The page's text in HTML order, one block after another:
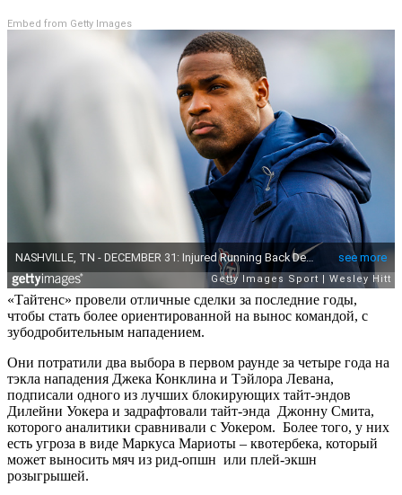
Embed from Getty Images
«Тайтенс» провели отличные сделки за последние годы,
чтобы стать более ориентированной на вынос командой, с
зубодробительным нападением.
Они потратили два выбора в первом раунде за четыре года на
тэкла нападения Джека Конклина и Тэйлора Левана,
подписали одного из лучших блокирующих тайт-эндов
Дилейни Уокера и задрафтовали тайт-энда Джонну Смита,
которого аналитики сравнивали с Уокером. Более того, у них
есть угроза в виде Маркуса Мариоты – квотербека, который
может выносить мяч из рид-опшн или плей-экшн
розыгрышей.